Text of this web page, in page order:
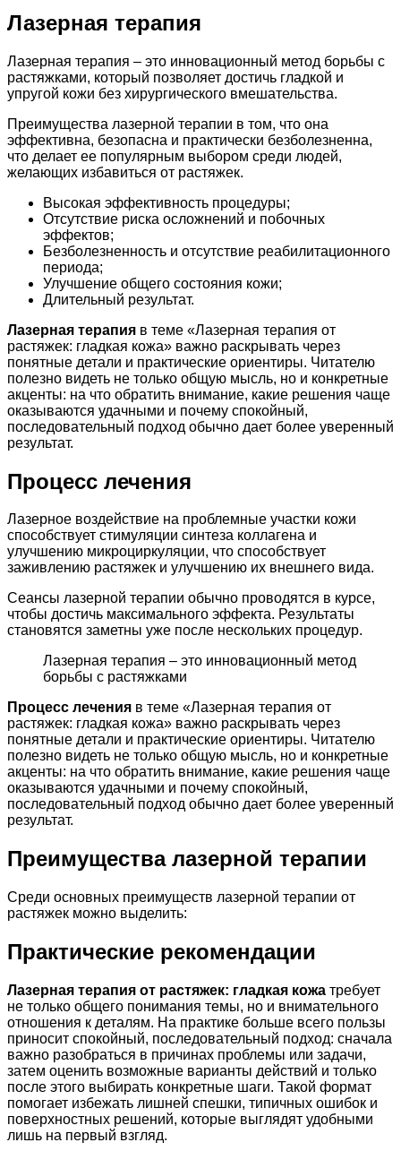
Лазерная терапия
Лазерная терапия – это инновационный метод борьбы с
растяжками, который позволяет достичь гладкой и
упругой кожи без хирургического вмешательства.
Преимущества лазерной терапии в том, что она
эффективна, безопасна и практически безболезненна,
что делает ее популярным выбором среди людей,
желающих избавиться от растяжек.
Высокая эффективность процедуры;
Отсутствие риска осложнений и побочных
эффектов;
Безболезненность и отсутствие реабилитационного
периода;
Улучшение общего состояния кожи;
Длительный результат.
Лазерная терапия в теме «Лазерная терапия от
растяжек: гладкая кожа» важно раскрывать через
понятные детали и практические ориентиры. Читателю
полезно видеть не только общую мысль, но и конкретные
акценты: на что обратить внимание, какие решения чаще
оказываются удачными и почему спокойный,
последовательный подход обычно дает более уверенный
результат.
Процесс лечения
Лазерное воздействие на проблемные участки кожи
способствует стимуляции синтеза коллагена и
улучшению микроциркуляции, что способствует
заживлению растяжек и улучшению их внешнего вида.
Сеансы лазерной терапии обычно проводятся в курсе,
чтобы достичь максимального эффекта. Результаты
становятся заметны уже после нескольких процедур.
Лазерная терапия – это инновационный метод
борьбы с растяжками
Процесс лечения в теме «Лазерная терапия от
растяжек: гладкая кожа» важно раскрывать через
понятные детали и практические ориентиры. Читателю
полезно видеть не только общую мысль, но и конкретные
акценты: на что обратить внимание, какие решения чаще
оказываются удачными и почему спокойный,
последовательный подход обычно дает более уверенный
результат.
Преимущества лазерной терапии
Среди основных преимуществ лазерной терапии от
растяжек можно выделить:
Практические рекомендации
Лазерная терапия от растяжек: гладкая кожа требует
не только общего понимания темы, но и внимательного
отношения к деталям. На практике больше всего пользы
приносит спокойный, последовательный подход: сначала
важно разобраться в причинах проблемы или задачи,
затем оценить возможные варианты действий и только
после этого выбирать конкретные шаги. Такой формат
помогает избежать лишней спешки, типичных ошибок и
поверхностных решений, которые выглядят удобными
лишь на первый взгляд.